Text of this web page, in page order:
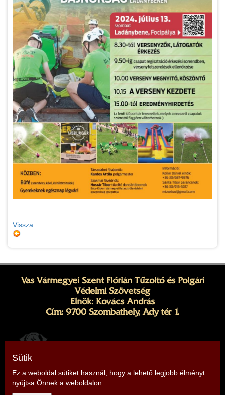
Vissza
Vas Vármegyei Szent Flórián Tűzoltó és Polgári
Védelmi Szövetség
Elnök: Kovács András
Cím: 9700 Szombathely, Ady tér 1.
Sütik
Ez a weboldal sütiket használ, hogy a lehető legjobb élményt
nyújtsa Önnek a weboldalon.